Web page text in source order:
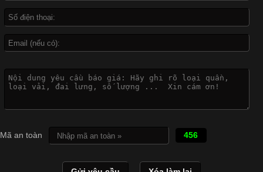
Cập nhật 2026-04-21 15:41:03
In Chuyển Nhiệt Là Gì? Công Nghệ In Hiện Đại Trong Ngành
May Mặc Trong ngành in ấn và thời trang, in chuyển nhiệt đang
hình ảnh sắc nét và bền màu. Đặc biệt, kỹ thuật này được ứng
Mã an toàn 456